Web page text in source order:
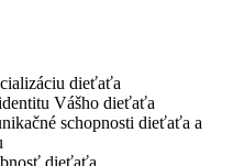
dieťaťa
Vášho dieťaťa
schopnosti dieťaťa a
dieťaťa